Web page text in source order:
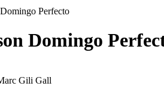
Perfecto
Domingo
Gili Gall